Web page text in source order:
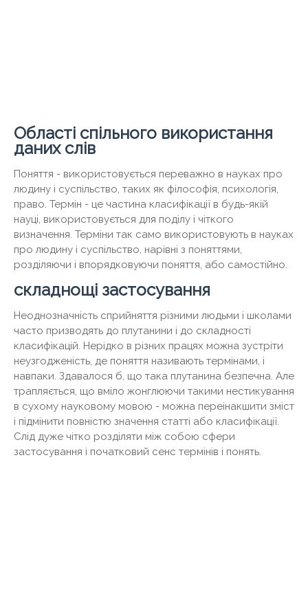
Області спільного використання
даних слів
Поняття - використовується переважно в науках про
людину і суспільство, таких як філософія, психологія,
право. Термін - це частина класифікації в будь-якій
науці, використовується для поділу і чіткого
визначення. Терміни так само використовують в науках
про людину і суспільство, нарівні з поняттями,
розділяючи і впорядковуючи поняття, або самостійно.
складнощі застосування
Неоднозначність сприйняття різними людьми і школами
часто призводять до плутанини і до складності
класифікацій. Нерідко в різних працях можна зустріти
неузгодженість, де поняття називають термінами, і
навпаки. Здавалося б, що така плутанина безпечна. Але
трапляється, що вміло жонглюючи такими нестикування
в сухому науковому мовою - можна переінакшити зміст
і підмінити повністю значення статті або класифікації.
Слід дуже чітко розділяти між собою сфери
застосування і початковий сенс термінів і понять.